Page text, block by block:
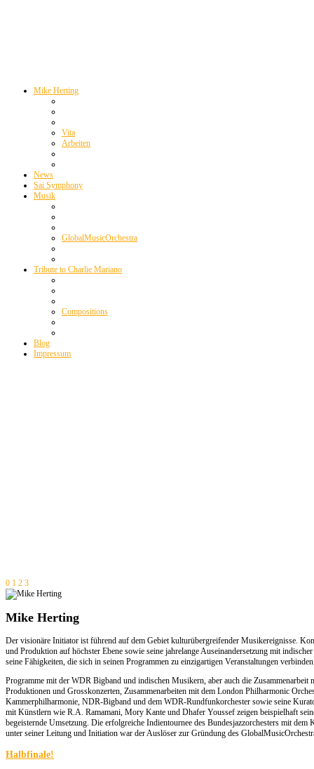
Mike Herting
Vita
Arbeiten
News
Sai Symphony
Musik
GlobalMusicOrchestra
Tribute to Charlie Mariano
Compositions
Blog
Impressum
0 1 2 3
Mike Herting
Der visionäre Initiator ist führend auf dem Gebiet kulturübergreifender Musikereignisse.
und Produktion auf höchster Ebene sowie seine jahrelange Auseinandersetzung mit
seine Fähigkeiten, die sich in seinen Programmen zu einzigartigen Veranstaltungen
Programme mit der WDR Bigband und indischen Musikern, aber auch die
Produktionen und Grosskonzerten, Zusammenarbeiten mit dem London Philharmonic
Kammerphilharmonie, NDR-Bigband und dem WDR-Rundfunkorchester sowie seine
mit Künstlern wie R.A. Ramamani, Mory Kante und Dhafer Youssef zeigen beispielhaft
begeisternde Umsetzung. Die erfolgreiche Indientournee des Bundesjazzorchesters mit dem
unter seiner Leitung und Initiation war der Auslöser zur Gründung des
Halbfinale!